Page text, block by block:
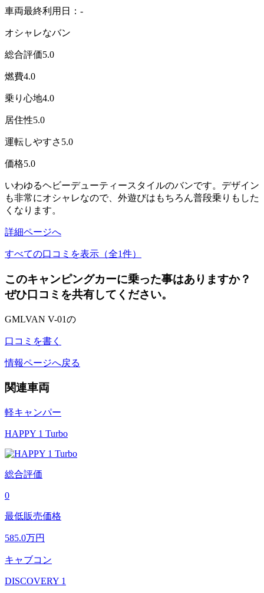
車両最終利用日：-
オシャレなバン
総合評価5.0
燃費4.0
乗り心地4.0
居住性5.0
運転しやすさ 5.0
価格5.0
いわゆるヘビーデューティースタイルのバンです。デザイン
も非常にオシャレなので、外遊びはもちろん普段乗りもした
くなります。
詳細ページへ
すべての口コミを表示（全1件）
このキャンピングカーに乗った事はありますか？
ぜひ口コミを共有してください。
GMLVAN V-01の
口コミを書く
情報ページへ戻る
関連車両
軽キャンパー
HAPPY 1 Turbo
総合評価
0
最低販売価格
585.0万円
キャブコン
DISCOVERY 1